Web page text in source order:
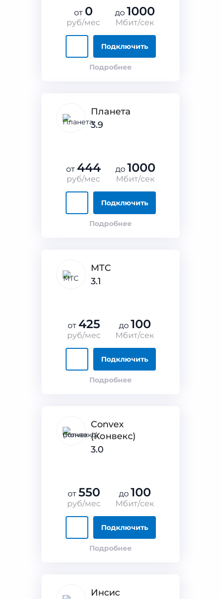
от 0
руб/мес
до 1000
Мбит/сек
Подключить
Подробнее
Планета
3.9
от 444
руб/мес
до 1000
Мбит/сек
Подключить
Подробнее
МТС
3.1
от 425
руб/мес
до 100
Мбит/сек
Подключить
Подробнее
Convex
(Конвекс)
3.0
от 550
руб/мес
до 100
Мбит/сек
Подключить
Подробнее
Инсис